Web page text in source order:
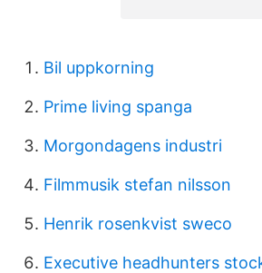
Bil uppkorning
Prime living spanga
Morgondagens industri
Filmmusik stefan nilsson
Henrik rosenkvist sweco
Executive headhunters